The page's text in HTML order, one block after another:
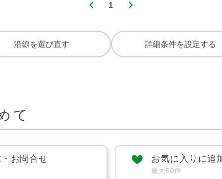
1
沿線を選び直す 詳細条件を設定する
て
お問合せ お気に入りに追
最大50件